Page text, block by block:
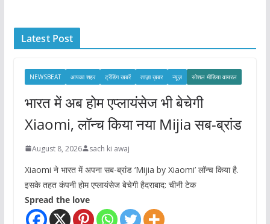
e
Latest Post
NEWSBEAT आपका शहर ट्रेंडिंग खबरें ताज़ा ख़बर न्यूज़ सोशल मीडिया वायरल
भारत में अब होम एप्लायंसेज भी बेचेगी
Xiaomi, लॉन्च किया नया Mijia सब-ब्रांड
August 8, 2026 sach ki awaj
Xiaomi ने भारत में अपना सब-ब्रांड ‘Mijia by Xiaomi’ लॉन्च किया है.
इसके तहत कंपनी होम एप्लायंसेज बेचेगी हैदराबाद: चीनी टेक
Spread the love